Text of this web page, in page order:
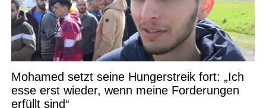
Mohamed setzt seine Hungerstreik fort: „Ich
esse erst wieder, wenn meine Forderungen
erfüllt sind“